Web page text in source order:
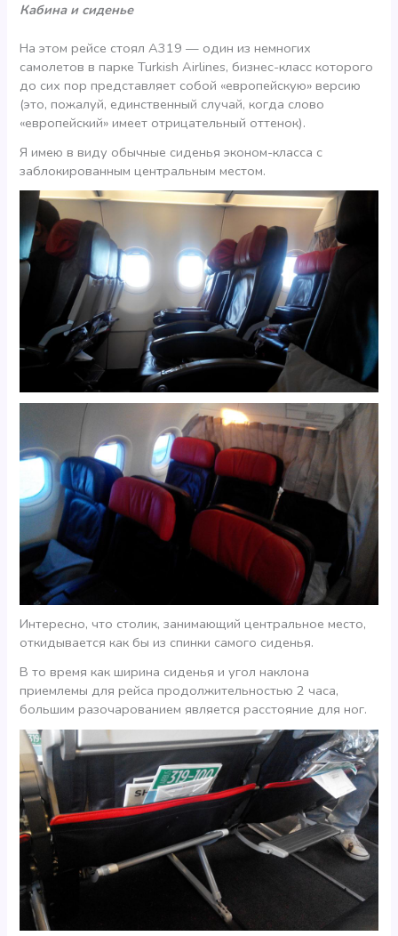
Кабина и сиденье
На этом рейсе стоял A319 — один из немногих
самолетов в парке Turkish Airlines, бизнес-класс которого
до сих пор представляет собой «европейскую» версию
(это, пожалуй, единственный случай, когда слово
«европейский» имеет отрицательный оттенок).
Я имею в виду обычные сиденья эконом-класса с
заблокированным центральным местом.
Интересно, что столик, занимающий центральное место,
откидывается как бы из спинки самого сиденья.
В то время как ширина сиденья и угол наклона
приемлемы для рейса продолжительностью 2 часа,
большим разочарованием является расстояние для ног.